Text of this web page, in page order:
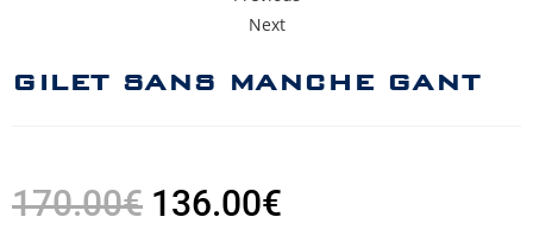
Next
GILET SANS MANCHE GANT
170.00€ 136.00€